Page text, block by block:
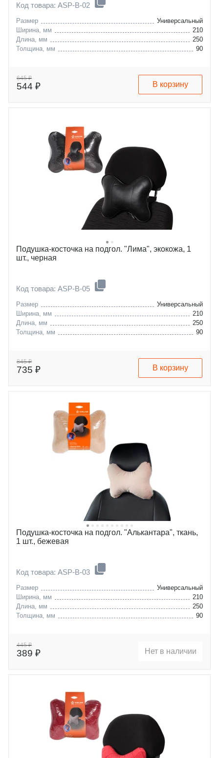
Код товара: ASP-B-02
Размер
Универсальный
Ширина, мм
210
Длина, мм
250
Толщина, мм
90
645 ₽
544 ₽ В корзину
Подушка-косточка на подгол. "Лима", экокожа, 1
шт., черная
Код товара: ASP-B-05
Размер
Универсальный
Ширина, мм
210
Длина, мм
250
Толщина, мм
90
845 ₽
735 ₽ В корзину
Подушка-косточка на подгол. "Алькантара", ткань,
1 шт., бежевая
Код товара: ASP-B-03
Размер
Универсальный
Ширина, мм
210
Длина, мм
250
Толщина, мм
90
445 ₽
389 ₽ Нет в наличии